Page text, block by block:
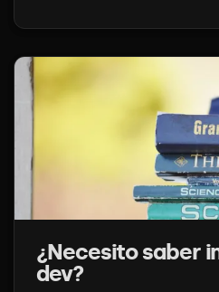
¿Necesito saber
dev?